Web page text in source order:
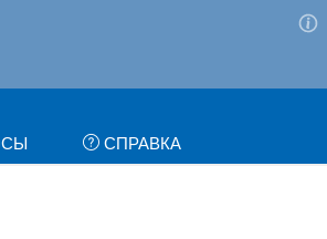
СПРАВКА